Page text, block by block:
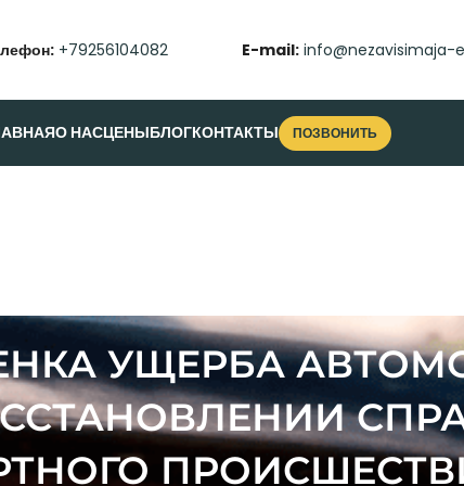
+79256104082 E-mail: info@nezavisimaja-
О НАСЦЕНЫБЛОГКОНТАКТЫ ПОЗВОНИТЬ
УЩЕРБА